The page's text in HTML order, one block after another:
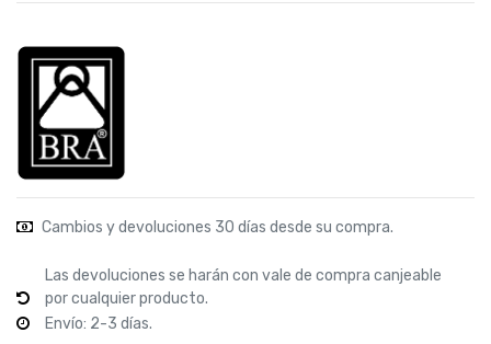
Cambios y devoluciones 30 días desde su compra.
Las devoluciones se harán con vale de compra canjeable
por cualquier producto.
Envío: 2-3 días.